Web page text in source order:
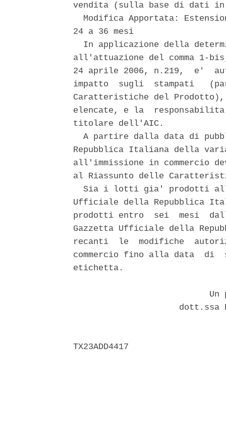
vendita (sulla base di dati
Modifica Apportata:
24 a 36 mesi
In applicazione della
all'attuazione del comma 1-
24 aprile 2006, n.219,  e'
impatto  sugli  stampati
Caratteristiche del
elencate, e la
titolare dell'AIC.
A partire dalla data di
Repubblica Italiana della
all'immissione in commercio
al Riassunto delle
Sia i lotti gia' prodotti
Ufficiale della Repubblica
prodotti entro  sei  mesi
Gazzetta Ufficiale della
recanti  le  modifiche
commercio fino alla data  di
etichetta.
Un